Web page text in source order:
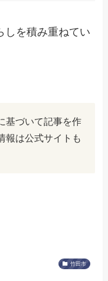
しを積み重ねてい
基づいて記事を作
報は公式サイトも
竹田市